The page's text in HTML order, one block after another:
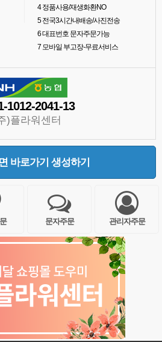
4정품사용/재생화환NO
5전국3시간내배송/사진전송
6대표번호 문자주문가능
7모바일 부고장-무료서비스
1012-2041-13
)플라워센터
바로가기 생성하기
문자주문 관리자주문